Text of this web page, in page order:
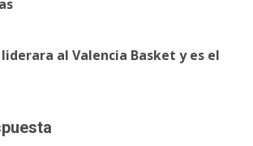
al Valencia Basket y es el